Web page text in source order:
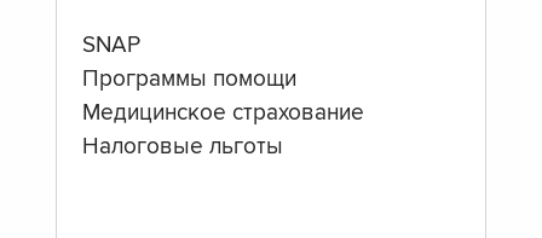
SNAP
Программы помощи
Медицинское страхование
Налоговые льготы